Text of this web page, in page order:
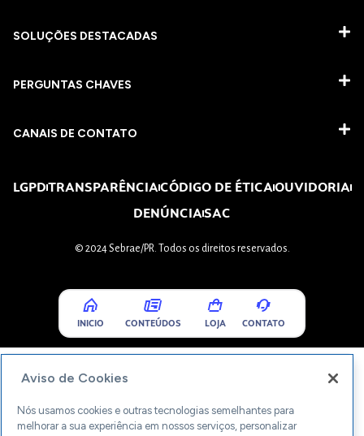
SOLUÇÕES DESTACADAS
PERGUNTAS CHAVES​
CANAIS DE CONTATO
LGPDTRANSPARÊNCIACÓDIGO DE ÉTICAOUVIDORIA
DENÚNCIASAC
© 2024 Sebrae/PR. Todos os direitos reservados.
INICIO CONTEÚDOS LOJA CONTATO
Aviso de Cookies
Nós usamos cookies e outras tecnologias semelhantes para
melhorar a sua experiência em nossos serviços, personalizar